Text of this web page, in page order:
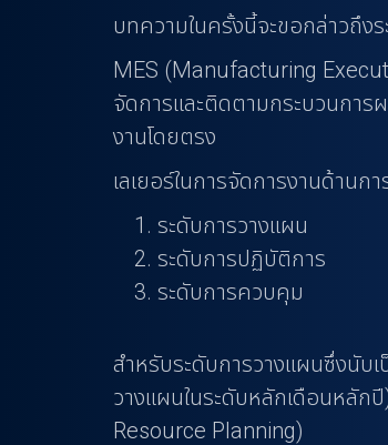
บทความในครั้งนี้จะขอกล่าวถึง
MES (Manufacturing
จัดการและติดตามกระบวนกา
งานโดยตรง
เลเยอร์ในการจัดการงานด้าน
ระดับการวางแผน
ระดับการปฏิบัติการ
ระดับการควบคุม
สำหรับระดับการวางแผนซึ่งนับ
วางแผนในระดับหลักเดือนหลัก
Resource Planning)